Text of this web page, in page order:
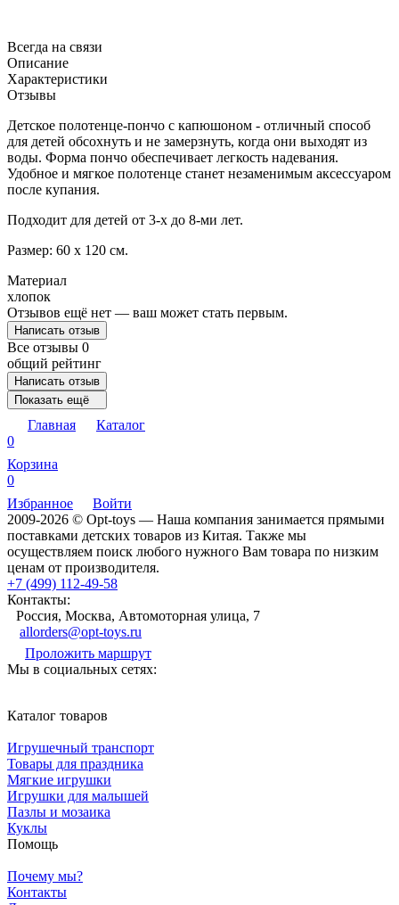
Всегда на связи
Описание
Характеристики
Отзывы
Детское полотенце-пончо с капюшоном - отличный способ
для детей обсохнуть и не замерзнуть, когда они выходят из
воды. Форма пончо обеспечивает легкость надевания.
Удобное и мягкое полотенце станет незаменимым аксессуаром
после купания.
Подходит для детей от 3-х до 8-ми лет.
Размер: 60 х 120 см.
Материал
хлопок
Отзывов ещё нет — ваш может стать первым.
Написать отзыв
Все отзывы 0
общий рейтинг
Написать отзыв
Показать ещё
Главная
Каталог
0
Корзина
0
Избранное
Войти
2009-2026 © Opt-toys — Наша компания занимается прямыми
поставками детских товаров из Китая. Также мы
осуществляем поиск любого нужного Вам товара по низким
ценам от производителя.
+7 (499) 112-49-58
Контакты:
Россия, Москва, Автомоторная улица, 7
allorders@opt-toys.ru
Проложить маршрут
Мы в социальных сетях:
Каталог товаров
Игрушечный транспорт
Товары для праздника
Мягкие игрушки
Игрушки для малышей
Пазлы и мозаика
Куклы
Помощь
Почему мы?
Контакты